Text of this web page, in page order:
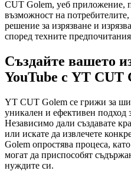
CUT Golem, уеб приложение,
възможност на
решение за изрязване и
според техните
Създайте вашето
YouTube с YT CUT
YT CUT Golem се грижи за
уникален и ефективен подход
Независимо дали създавате
или искате да извлечете
Golem опростява процеса,
могат да приспособят
нуждите си.